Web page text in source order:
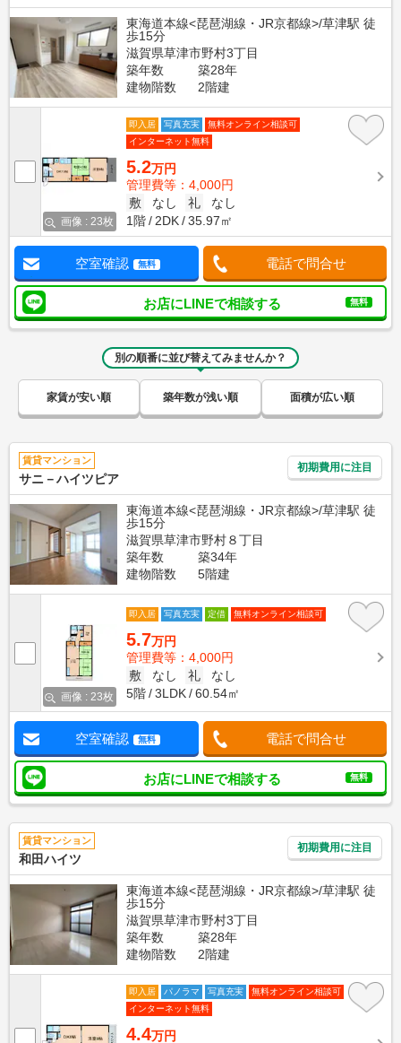
東海道本線<琵琶湖線・JR京都線>/草津駅 徒
歩15分
滋賀県草津市野村3丁目
築年数
築28年
建物階数
2階建
画像 : 23枚
即入居 写真充実
無料オンライン相談可
インターネット無料
5.2万円
管理費等：4,000円
敷
なし 礼
なし
1階
2DK 35.97㎡
空室確認 無料 電話で問合せ
お店にLINEで相談する 無料
別の順番に並び替えてみませんか？
家賃が安い順 築年数が浅い順 面積が広い順
賃貸マンション
サニ－ハイツピア
初期費用に注目
東海道本線<琵琶湖線・JR京都線>/草津駅 徒
歩15分
滋賀県草津市野村８丁目
築年数
築34年
建物階数
5階建
画像 : 23枚
即入居 写真充実 定借 無料オンライン相談可
5.7万円
管理費等：4,000円
敷
なし 礼
なし
5階
3LDK 60.54㎡
空室確認 無料 電話で問合せ
お店にLINEで相談する 無料
賃貸マンション
和田ハイツ
初期費用に注目
東海道本線<琵琶湖線・JR京都線>/草津駅 徒
歩15分
滋賀県草津市野村3丁目
築年数
築28年
建物階数
2階建
即入居 パノラマ 写真充実
無料オンライン相談可
インターネット無料
4.4万円